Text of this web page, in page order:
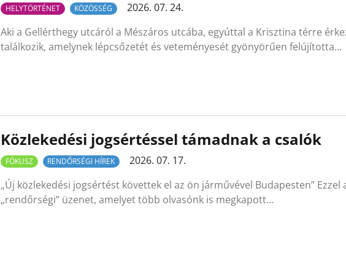
HELYTÖRTÉNET KÖZÖSSÉG
2026. 07. 24.
Aki a Gellérthegy utcáról a Mészáros utcába, egyúttal a Krisztina térre
találkozik, amelynek lépcsőzetét és veteményesét gyönyörűen felújította…
Közlekedési jogsértéssel támadnak a csalók
FÓKUSZ RENDŐRSÉGI HÍREK
2026. 07. 17.
„Új közlekedési jogsértést követtek el az ön járművével Budapesten”
„rendőrségi” üzenet, amelyet több olvasónk is megkapott…